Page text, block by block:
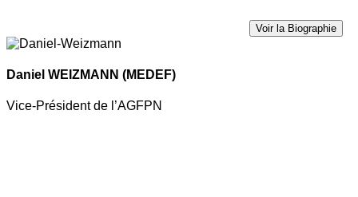
Voir la Biographie
Daniel WEIZMANN (MEDEF)
Vice-Président de l’AGFPN